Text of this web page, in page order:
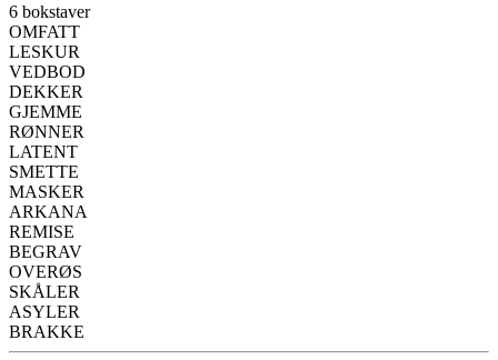
6 bokstaver
OMFATT
LESKUR
VEDBOD
DEKKER
GJEMME
RØNNER
LATENT
SMETTE
MASKER
ARKANA
REMISE
BEGRAV
OVERØS
SKÅLER
ASYLER
BRAKKE